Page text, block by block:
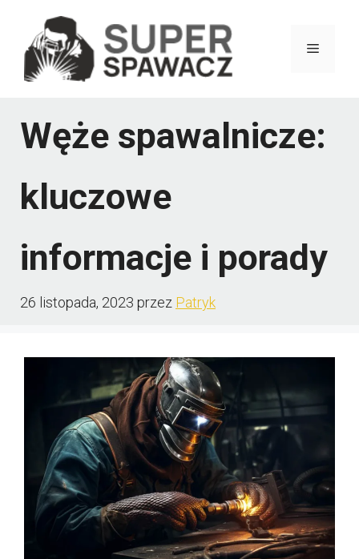
treści
Menu
Węże spawalnicze:
kluczowe
informacje i porady
26 listopada, 2023 przez Patryk